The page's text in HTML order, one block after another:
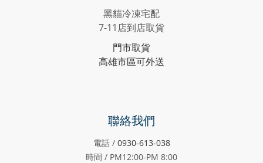
黑貓冷凍宅配
7-11店到店取貨
門市取貨
高雄市區可外送
聯絡我們
電話 / 0930-613-038
時間 / PM12:00-PM 8:00